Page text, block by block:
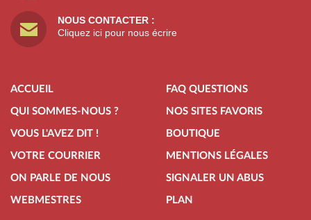
NOUS CONTACTER :
Cliquez ici pour nous écrire
ACCUEIL
QUI SOMMES-NOUS ?
VOUS L'AVEZ DIT !
VOTRE COURRIER
ON PARLE DE NOUS
WEBMESTRES
FAQ QUESTIONS
NOS SITES FAVORIS
BOUTIQUE
MENTIONS LÉGALES
SIGNALER UN ABUS
PLAN